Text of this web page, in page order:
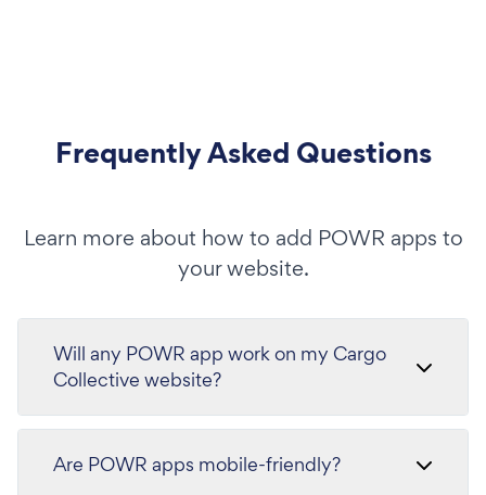
Frequently Asked Questions
Learn more about how to add POWR apps to
your website.
Will any POWR app work on my Cargo
Collective website?
Are POWR apps mobile-friendly?